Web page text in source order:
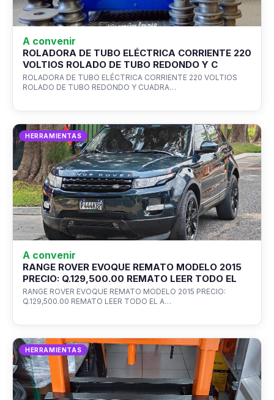
A convenir
ROLADORA DE TUBO ELÉCTRICA CORRIENTE 220
VOLTIOS ROLADO DE TUBO REDONDO Y C
ROLADORA DE TUBO ELÉCTRICA CORRIENTE 220 VOLTIOS
ROLADO DE TUBO REDONDO Y CUADRA…
HERRAMIENTAS
A convenir
RANGE ROVER EVOQUE REMATO MODELO 2015
PRECIO: Q.129,500.00 REMATO LEER TODO EL
RANGE ROVER EVOQUE REMATO MODELO 2015 PRECIO:
Q.129,500.00 REMATO LEER TODO EL A…
HERRAMIENTAS